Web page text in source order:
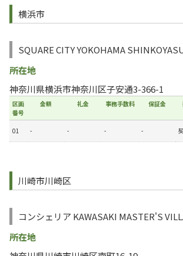
横浜市
SQUARE CITY YOKOHAMA
所在地
神奈川県横浜市神奈川区子安通3-366-1
区画
番号
金額 礼金 事務手数料 保証金
01 - - - -
川崎市川崎区
コンシェリア KAWASAKI MASTER'S
所在地